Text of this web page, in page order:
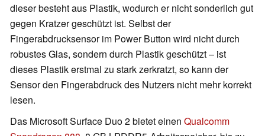
dieser besteht aus Plastik, wodurch er nicht sonderlich gut
gegen Kratzer geschützt ist. Selbst der
Fingerabdrucksensor im Power Button wird nicht durch
robustes Glas, sondern durch Plastik geschützt – ist
dieses Plastik erstmal zu stark zerkratzt, so kann der
Sensor den Fingerabdruck des Nutzers nicht mehr korrekt
lesen.
Das Microsoft Surface Duo 2 bietet einen Qualcomm